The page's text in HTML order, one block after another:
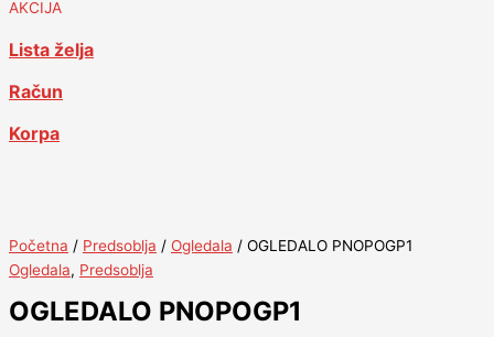
AKCIJA
Lista želja
Račun
Korpa
Početna / Predsoblja / Ogledala / OGLEDALO PNOPOGP1
Ogledala, Predsoblja
OGLEDALO PNOPOGP1